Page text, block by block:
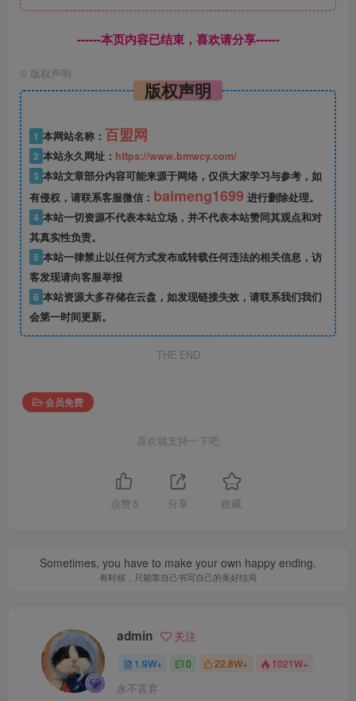
------本页内容已结束，喜欢请分享------
© 版权声明
版权声明
1 本网站名称： 百盟网
2 本站永久网址： https://www.bmwcy.com/
3 本站文章部分内容可能来源于网络，仅供大家学习与参考，如
有侵权，请联系客服微信： baimeng1699 进行删除处理。
4 本站一切资源不代表本站立场，并不代表本站赞同其观点和对
其真实性负责。
5 本站一律禁止以任何方式发布或转载任何违法的相关信息，访
客发现请向客服举报
6 本站资源大多存储在云盘，如发现链接失效，请联系我们我们
会第一时间更新。
THE END
会员免费
喜欢就支持一下吧
点赞 5 分享 收藏
Sometimes, you have to make your own happy ending.
有时候，只能靠自己书写自己的美好结局
admin 关注
1.9W+ 0 22.8W+ 1021W+
永不言弃